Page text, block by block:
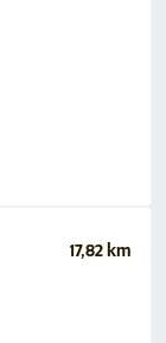
17,82 km